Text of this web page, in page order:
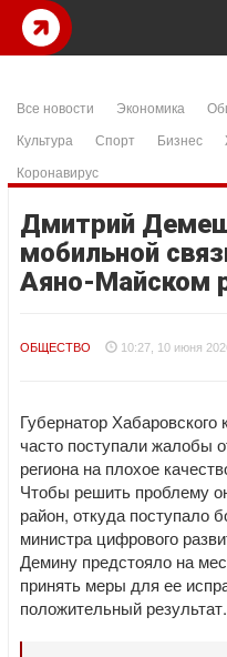
Все новости Экономика
Культура
Спорт Бизнес
Коронавирус
Дмитрий
мобильной
Аяно-Майском
ОБЩЕСТВО 10:27, 10 июня
Губернатор
часто поступали жалобы
региона на плохое
Чтобы решить проблему
район, откуда поступало
министра цифрового
Демину предстояло на
принять меры для ее
положительный результат.